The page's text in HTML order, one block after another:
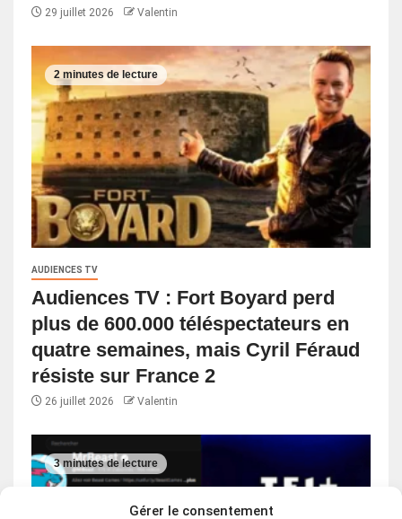
Gérer le consentement
29 juillet 2026 Valentin
2 minutes de lecture
AUDIENCES TV
Audiences TV : Fort Boyard perd
plus de 600.000 téléspectateurs en
quatre semaines, mais Cyril Féraud
résiste sur France 2
26 juillet 2026 Valentin
3 minutes de lecture